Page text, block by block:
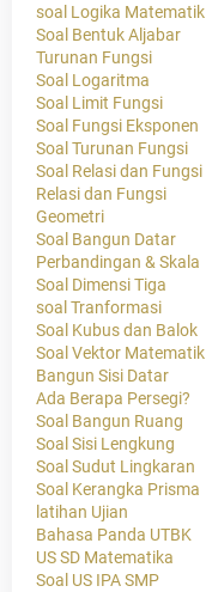
soal Logika Matematik
Soal Bentuk Aljabar
Turunan Fungsi
Soal Logaritma
Soal Limit Fungsi
Soal Fungsi Eksponen
Soal Turunan Fungsi
Soal Relasi dan Fungsi
Relasi dan Fungsi
Geometri
Soal Bangun Datar
Perbandingan & Skala
Soal Dimensi Tiga
soal Tranformasi
Soal Kubus dan Balok
Soal Vektor Matematik
Bangun Sisi Datar
Ada Berapa Persegi?
Soal Bangun Ruang
Soal Sisi Lengkung
Soal Sudut Lingkaran
Soal Kerangka Prisma
latihan Ujian
Bahasa Panda UTBK
US SD Matematika
Soal US IPA SMP